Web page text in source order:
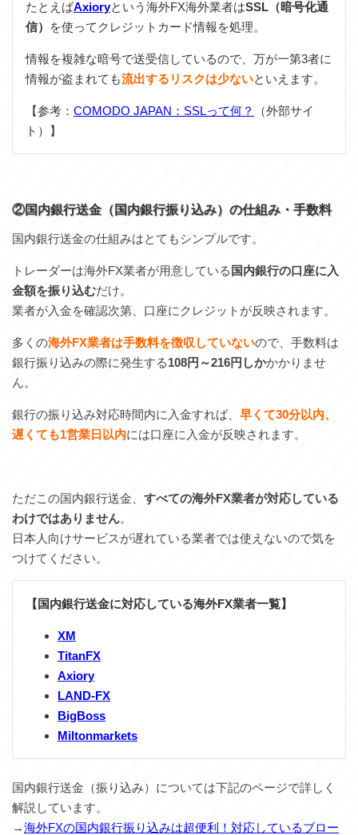
たとえばAxioryという海外FX海外業者はSSL（暗号化通
信）
を使ってクレジットカード情報を処理。
情報を複雑な暗号で送受信しているので、万が一第3者に
情報が盗まれても流出するリスクは少ないといえます。
【参考： COMODO JAPAN：SSLって何？
（外部サイ
ト）】
②国内銀行送金（国内銀行振り込み）の仕組み・手数料
国内銀行送金の仕組みはとてもシンプルです。
トレーダーは海外FX業者が用意している 国内銀行の口座に入
金額を振り込むだけ。
業者が入金を確認次第、口座にクレジットが反映されます。
多くの海外FX業者は手数料を徴収していないので、手数料は
銀行振り込みの際に発生する108円～216円しかかかりませ
ん。
銀行の振り込み対応時間内に入金すれば、 早くて30分以内、
遅くても1営業日以内には口座に入金が反映されます。
ただこの国内銀行送金、 すべての海外FX業者が対応している
わけではありません。
日本人向けサービスが遅れている業者では使えないので気を
つけてください。
【国内銀行送金に対応している海外FX業者一覧】
XM
TitanFX
Axiory
LAND-FX
BigBoss
Miltonmarkets
国内銀行送金（振り込み）については下記のページで詳しく
解説しています。
→海外FXの国内銀行振り込みは超便利！対応しているブロー